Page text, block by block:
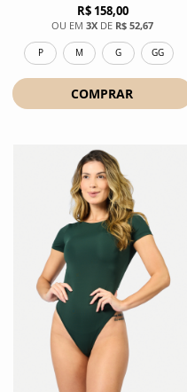
R$ 158,00
3X DE R$ 52,67
P M G GG
COMPRAR